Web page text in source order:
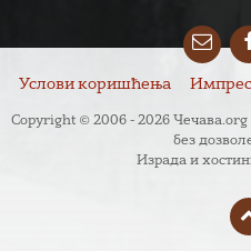
Услови коришћења
Copyright © 2006 - 2026
без
Израда и